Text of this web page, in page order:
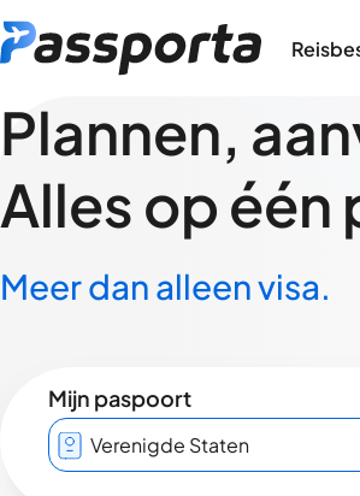
Plannen,
Alles op één
Meer dan alleen visa.
Mijn paspoort